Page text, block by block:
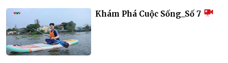
Khám Phá Cuộc Sống_Số 7